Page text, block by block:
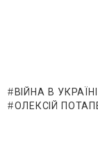
ВІЙНА В УКРАЇНІ
ОЛЕКСІЙ